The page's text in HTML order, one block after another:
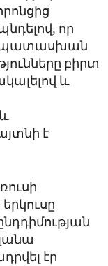
որ
Ի պատասխան
բիրտ
և
է
էր